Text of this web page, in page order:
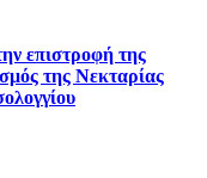
επιστροφή της
της Νεκταρίας